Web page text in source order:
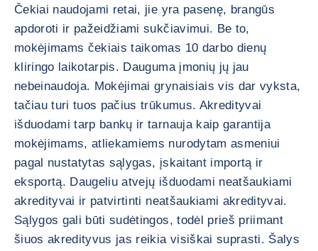
Čekiai naudojami retai, jie yra pasenę, brangūs
apdoroti ir pažeidžiami sukčiavimui. Be to,
mokėjimams čekiais taikomas 10 darbo dienų
kliringo laikotarpis. Dauguma įmonių jų jau
nebeinaudoja. Mokėjimai grynaisiais vis dar vyksta,
tačiau turi tuos pačius trūkumus. Akredityvai
išduodami tarp bankų ir tarnauja kaip garantija
mokėjimams, atliekamiems nurodytam asmeniui
pagal nustatytas sąlygas, įskaitant importą ir
eksportą. Daugeliu atvejų išduodami neatšaukiami
akredityvai ir patvirtinti neatšaukiami akredityvai.
Sąlygos gali būti sudėtingos, todėl prieš priimant
šiuos akredityvus jas reikia visiškai suprasti. Šalys